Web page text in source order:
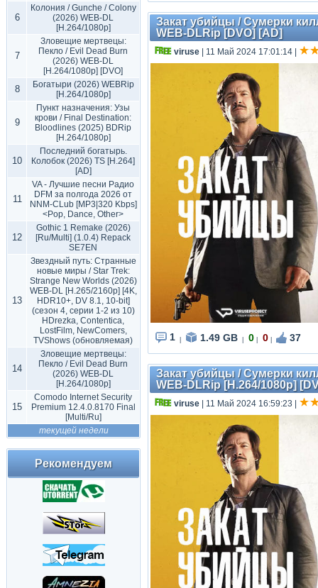
6
Колония / Gunche / Colony
(2026) WEB-DL
[H.264/1080p]
7
Зловещие мертвецы:
Пекло / Evil Dead Burn
(2026) WEB-DL
[H.264/1080p] [DVO]
8
Богатыри (2026) WEBRip
[H.264/1080p]
9
Пункт назначения: Узы
крови / Final Destination:
Bloodlines (2025) BDRip
[H.264/1080p]
10
Последний богатырь.
Колобок (2026) TS [H.264]
[AD]
11
VA - Лучшие песни Радио
DFM за полгода 2026 от
NNM-CLub [MP3|320 Kbps]
<Pop, Dance, Other>
12
Gothic 1 Remake (2026)
[Ru/Multi] (1.0.4) Repack
SE7EN
13
Звездный путь: Странные
новые миры / Star Trek:
Strange New Worlds (2026)
WEB-DL [H.265/2160p] [4K,
HDR10+, DV 8.1, 10-bit]
(сезон 4, серии 1-2 из 10)
HDrezka, Contentica,
LostFilm, NewComers,
TVShows (обновляемая)
14
Зловещие мертвецы:
Пекло / Evil Dead Burn
(2026) WEB-DL
[H.264/1080p]
15
Comodo Internet Security
Premium 12.4.0.8170 Final
[Multi/Ru]
текущей недели
Рекомендуем
Закат убийцы / Сумерки
WEB-DLRip [DVO] [AD]
viruse | 11 Май 2024 17:01:14
1 1.49 GB 0 0 37
Закат убийцы / Сумерки
WEB-DLRip [H.264/1080p]
viruse | 11 Май 2024 16:59:23